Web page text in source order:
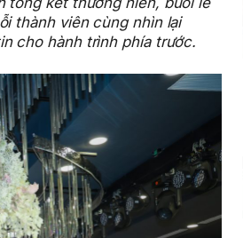
thành viên cùng nhìn lại
cho hành trình phía trước.